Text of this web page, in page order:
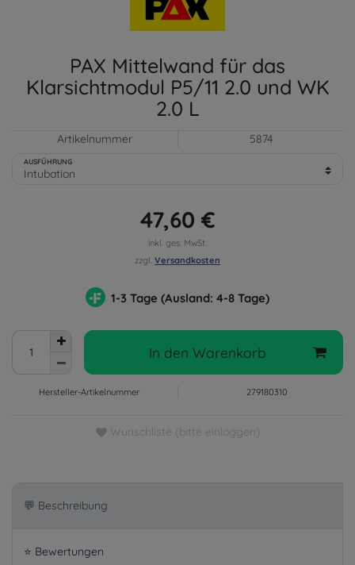
PAX Mittelwand für das
Klarsichtmodul P5/11 2.0 und WK
2.0 L
Artikelnummer 5874
AUSFÜHRUNG
47,60 €
inkl. ges. MwSt.
zzgl. Versandkosten
1-3 Tage (Ausland: 4-8 Tage)
In den Warenkorb
Hersteller-Artikelnummer 279180310
Wunschliste (bitte einloggen)
💬 Beschreibung
⭐ Bewertungen